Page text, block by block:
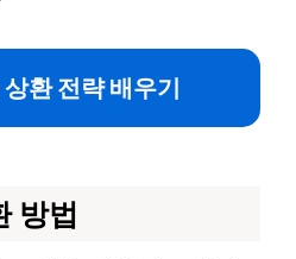
환 전략 배우기
방법